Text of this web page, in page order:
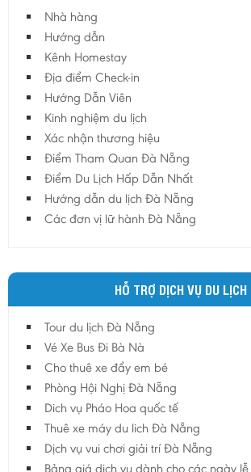
Hà Nam
Hà Tĩnh
Hà Tây
Hòa Bình
Hậu Giang
Hải Dương
Hải Phòng
Hưng Yên
Lào Cai
Lâm Đồng
Lai Châu
Lạng Sơn
Long An
Nam Định
Nghệ An
Nhà hàng
Hướng dẫn
Kênh Homestay
Địa điểm Check-in
Hướng Dẫn Viên
Kinh nghiệm du lịch
Xác nhận thương hiệu
Điểm Tham Quan Đà Nẵng
Điểm Du Lịch Hấp Dẫn Nhất
Hướng dẫn du lịch Đà Nẵng
Các đơn vị lữ hành Đà Nẵng
HỖ TRỢ DỊCH VỤ DU LỊCH
Tour du lịch Đà Nẵng
Vé Xe Bus Đi Bà Nà
Cho thuê xe đẩy em bé
Phòng Hội Nghị Đà Nẵng
Dich vụ Pháo Hoa quốc tế
Thuê xe máy du lich Đà Nẵng
Dịch vụ vui chơi giải trí Đà Nẵng
Bảng giá dịch vụ dành cho các ngày lễ